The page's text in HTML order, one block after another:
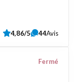
4,86/5 44Avis
Fermé